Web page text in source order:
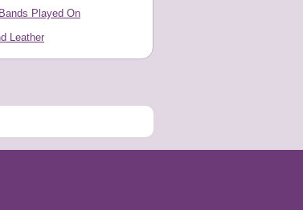
Played On
Leather
Speichern